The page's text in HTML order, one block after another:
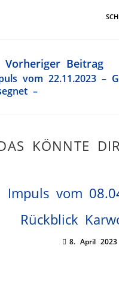
Vorheriger Beitrag
vom 22.11.2023 –
–
KÖNNTE
Impuls vom
Rückblick
8. April 2023